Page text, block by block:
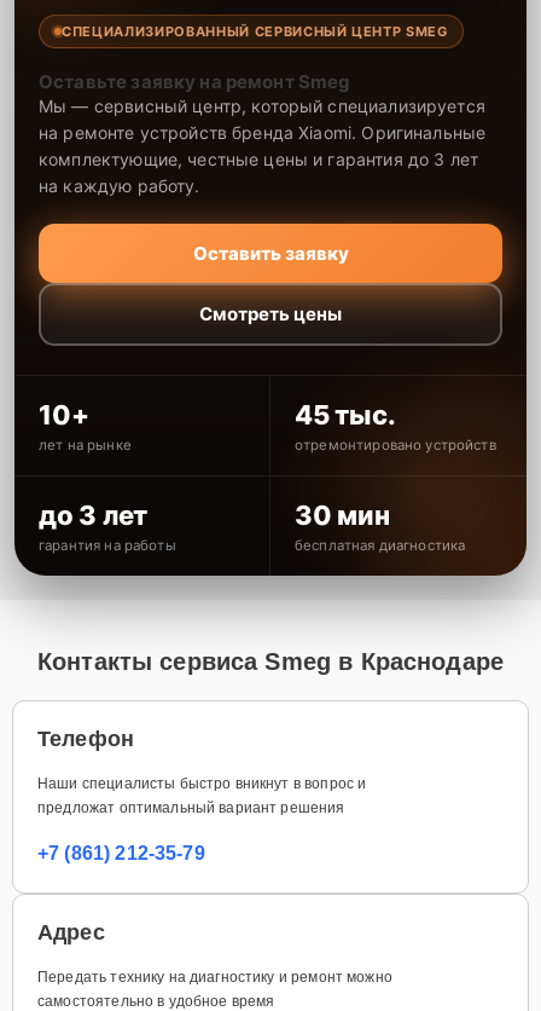
СПЕЦИАЛИЗИРОВАННЫЙ СЕРВИСНЫЙ ЦЕНТР SMEG
Оставьте заявку на ремонт Smeg
Мы — сервисный центр, который специализируется
на ремонте устройств бренда Xiaomi. Оригинальные
комплектующие, честные цены и гарантия до 3 лет
на каждую работу.
Оставить заявку
Смотреть цены
10+
лет на рынке
45 тыс.
отремонтировано устройств
до 3 лет
гарантия на работы
30 мин
бесплатная диагностика
Контакты сервиса Smeg в Краснодаре
Телефон
Наши специалисты быстро вникнут в вопрос и
предложат оптимальный вариант решения
+7 (861) 212-35-79
Адрес
Передать технику на диагностику и ремонт можно
самостоятельно в удобное время